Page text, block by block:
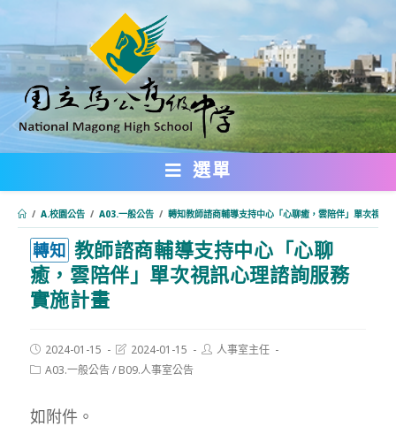
轉
主
要
內
選單
/ A.校園公告 / A03.一般公告 / 轉知教師諮商輔導支持中心「心聊癒，雲陪伴」單次視訊
轉知 教師諮商輔導支持中心「心聊
癒，雲陪伴」單次視訊心理諮詢服務
實施計畫
Post
published:
2024-01-15
Post
modified:
2024-01-15
Post人事室主任
PostA03.一般公告/ B09.人事室公告
如附件。